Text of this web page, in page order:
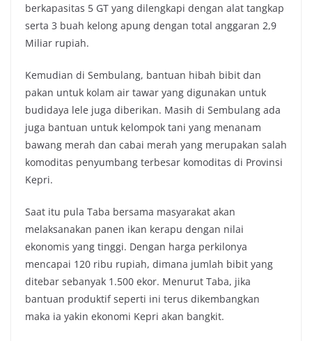
berkapasitas 5 GT yang dilengkapi dengan alat tangkap
serta 3 buah kelong apung dengan total anggaran 2,9
Miliar rupiah.
Kemudian di Sembulang, bantuan hibah bibit dan
pakan untuk kolam air tawar yang digunakan untuk
budidaya lele juga diberikan. Masih di Sembulang ada
juga bantuan untuk kelompok tani yang menanam
bawang merah dan cabai merah yang merupakan salah
komoditas penyumbang terbesar komoditas di Provinsi
Kepri.
Saat itu pula Taba bersama masyarakat akan
melaksanakan panen ikan kerapu dengan nilai
ekonomis yang tinggi. Dengan harga perkilonya
mencapai 120 ribu rupiah, dimana jumlah bibit yang
ditebar sebanyak 1.500 ekor. Menurut Taba, jika
bantuan produktif seperti ini terus dikembangkan
maka ia yakin ekonomi Kepri akan bangkit.